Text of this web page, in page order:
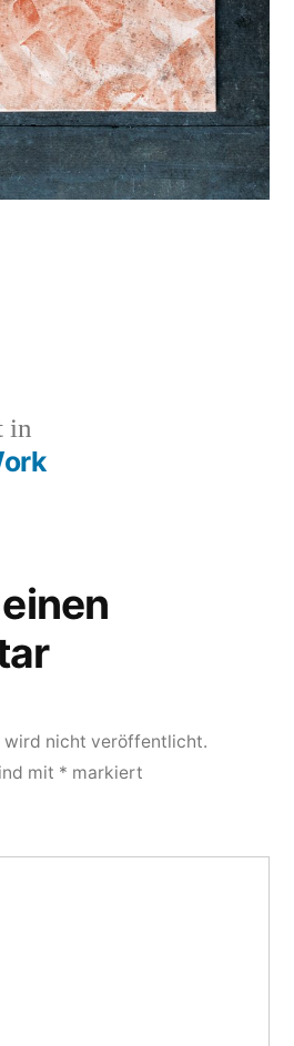
in
wird nicht veröffentlicht.
mit * markiert